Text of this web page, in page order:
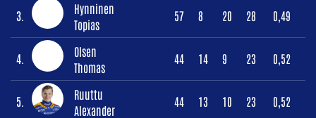
3.
Hynninen
Topias
57 8 20 28 0,49
4.
Olsen
Thomas
44 14 9 23 0,52
5.
Ruuttu
Alexander
44 13 10 23 0,52